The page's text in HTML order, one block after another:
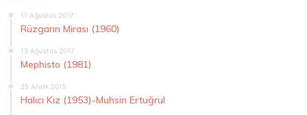
11 Ağustos 2017
Rüzgarın Mirası (1960)
13 Ağustos 2017
Mephisto (1981)
25 Aralık 2015
Halıcı Kız (1953)-Muhsin Ertuğrul